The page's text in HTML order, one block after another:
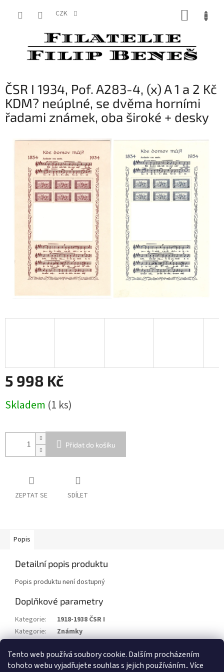
Tento web používá soubory cookie. Dalším procházením
tohoto webu vyjadřujete souhlas s jejich používáním.. Více
CZK
ČSR I 1934, Pof. A283-4, (x) A 1 a 2 Kč
KDM? neúplné, se dvěma horními
řadami známek, oba široké + desky
5 998 Kč
cena:
Skladem (1 ks)
Přidat do košíku
ZEPTAT SE SDÍLET
Popis
Detailní popis produktu
Popis produktu není dostupný
Doplňkové parametry
Kategorie:
1918-1938 ČSR I
Kategorie:
Známky
Rok: 1934